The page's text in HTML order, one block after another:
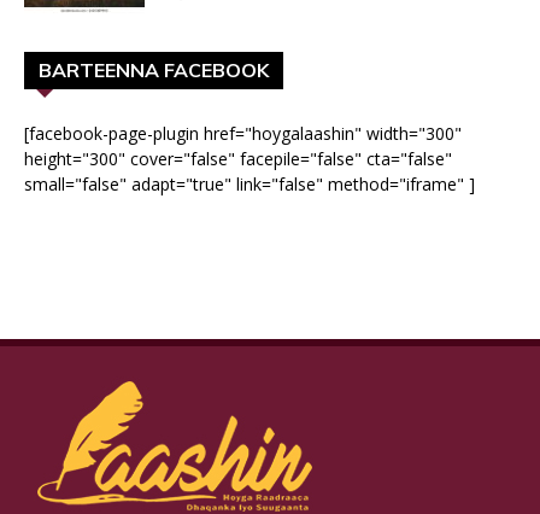
BARTEENNA FACEBOOK
[facebook-page-plugin href="hoygalaashin" width="300"
height="300" cover="false" facepile="false" cta="false"
small="false" adapt="true" link="false" method="iframe" ]